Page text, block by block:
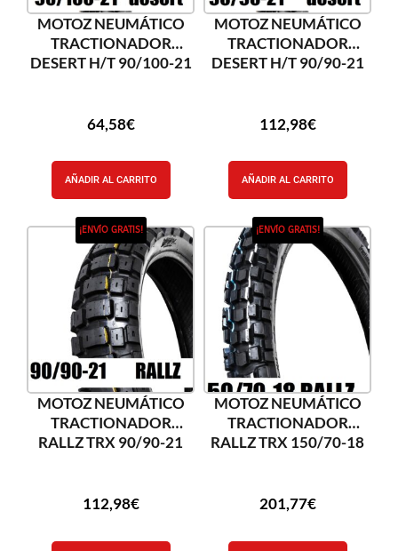
MOTOZ NEUMÁTICO
TRACTIONADOR
DESERT H/T 90/100-21
64,58€
AÑADIR AL CARRITO
MOTOZ NEUMÁTICO
TRACTIONADOR
DESERT H/T 90/90-21
112,98€
AÑADIR AL CARRITO
¡ENVÍO GRATIS!
MOTOZ NEUMÁTICO
TRACTIONADOR
RALLZ TRX 90/90-21
112,98€
¡ENVÍO GRATIS!
MOTOZ NEUMÁTICO
TRACTIONADOR
RALLZ TRX 150/70-18
201,77€